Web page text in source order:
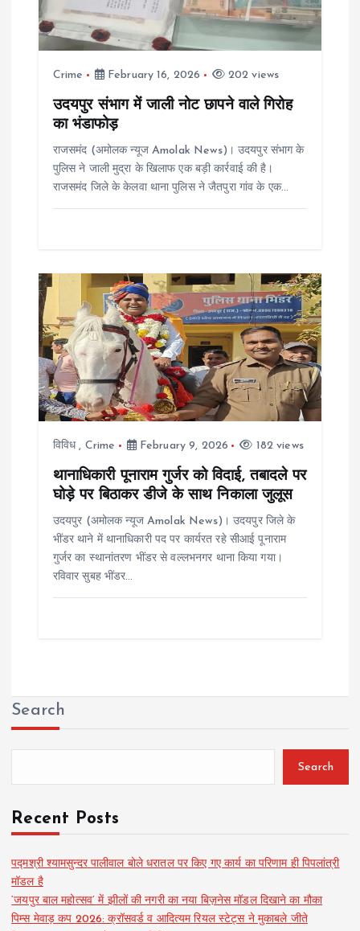
a
Crime February 16, 2026 202 views
उदयपुर संभाग में जाली नोट छापने वाले गिरोह
का भंडाफोड़
राजसमंद (अमोलक न्यूज Amolak News)। उदयपुर संभाग के
पुलिस ने जाली मुद्रा के खिलाफ एक बड़ी कार्रवाई की है।
राजसमंद जिले के केलवा थाना पुलिस ने जैतपुरा गांव के एक…
विविध, Crime February 9, 2026 182 views
थानाधिकारी पूनाराम गुर्जर को विदाई, तबादले पर
घोड़े पर बिठाकर डीजे के साथ निकाला जुलूस
उदयपुर (अमोलक न्यूज Amolak News)। उदयपुर जिले के
भींडर थाने में थानाधिकारी पद पर कार्यरत रहे सीआई पूनाराम
गुर्जर का स्थानांतरण भींडर से वल्लभनगर थाना किया गया।
रविवार सुबह भींडर…
Search
Search
Recent Posts
पद्मश्री श्यामसुन्दर पालीवाल बोले धरातल पर किए गए कार्य का परिणाम ही पिपलांत्री
मॉडल है
‘जयपुर बाल महोत्सव’ में झीलों की नगरी का नया बिज़नेस मॉडल दिखाने का मौका
पिम्स मेवाड़ कप 2026: क्रॉसवर्ड व आदित्यम रियल स्टेट्स ने मुकाबले जीते